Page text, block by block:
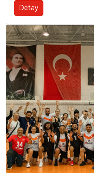
Detay